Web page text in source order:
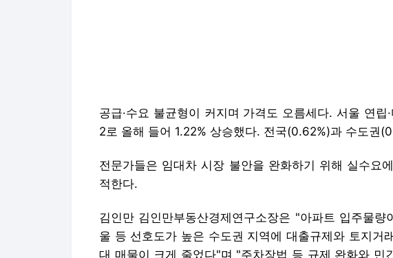
김인만 김인만부동산경제연구소장은 "아파트 입주물
울 등 선호도가 높은 수도권 지역에 대출규제와 토지거
급을 늘리고, 3기 신도시 등에 '반값 아파트'를 공급하
재울 필요가 있다"고 밝혔다.
☞공감언론 뉴시스bsg05107@newsis.com
Copyright © 뉴시스. 무단전재 및 재배포 금지.